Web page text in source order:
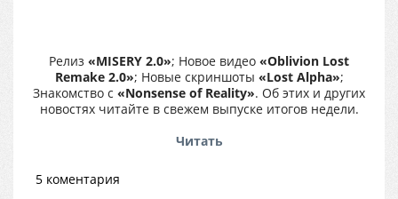
Релиз «MISERY 2.0»; Новое видео «Oblivion Lost
Remake 2.0»; Новые скриншоты «Lost Alpha»;
Знакомство с «Nonsense of Reality». Об этих и других
новостях читайте в свежем выпуске итогов недели.
Читать
5 коментария